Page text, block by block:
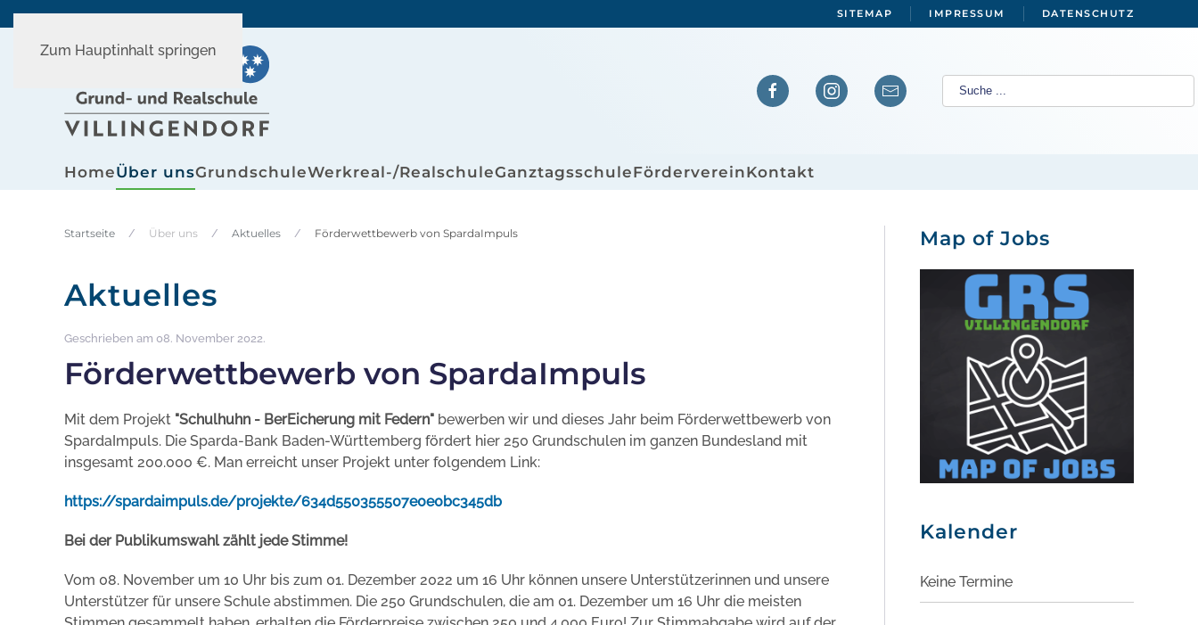
Zum Hauptinhalt springen
SITEMAP IMPRESSUM DATENSCHUTZ
HomeÜber unsGrundschuleWerkreal-/RealschuleGanztagsschuleFördervereinKontakt
Startseite Über uns Aktuelles Förderwettbewerb von SpardaImpuls
Aktuelles
Geschrieben am 08. November 2022.
Förderwettbewerb von SpardaImpuls
Mit dem Projekt "Schulhuhn - BerEicherung mit Federn" bewerben wir und dieses Jahr beim Förderwettbewerb von
SpardaImpuls. Die Sparda-Bank Baden-Württemberg fördert hier 250 Grundschulen im ganzen Bundesland mit
insgesamt 200.000 €. Man erreicht unser Projekt unter folgendem Link:
https://spardaimpuls.de/projekte/634d550355507e0e0bc345db
Bei der Publikumswahl zählt jede Stimme!
Vom 08. November um 10 Uhr bis zum 01. Dezember 2022 um 16 Uhr können unsere Unterstützerinnen und unsere
Unterstützer für unsere Schule abstimmen. Die 250 Grundschulen, die am 01. Dezember um 16 Uhr die meisten
Map of Jobs
Kalender
Keine Termine